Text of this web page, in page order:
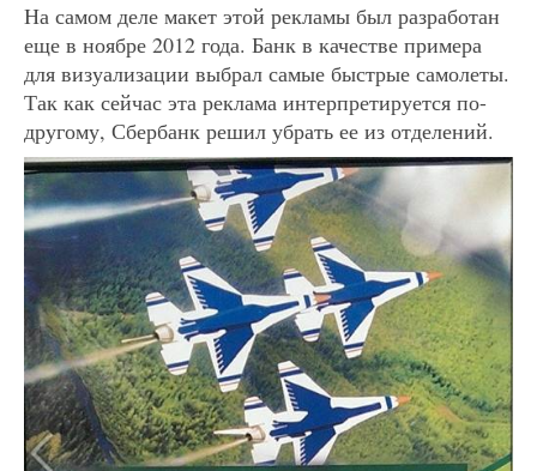
На самом деле макет этой рекламы был разработан
еще в ноябре 2012 года. Банк в качестве примера
для визуализации выбрал самые быстрые самолеты.
Так как сейчас эта реклама интерпретируется по-
другому, Сбербанк решил убрать ее из отделений.